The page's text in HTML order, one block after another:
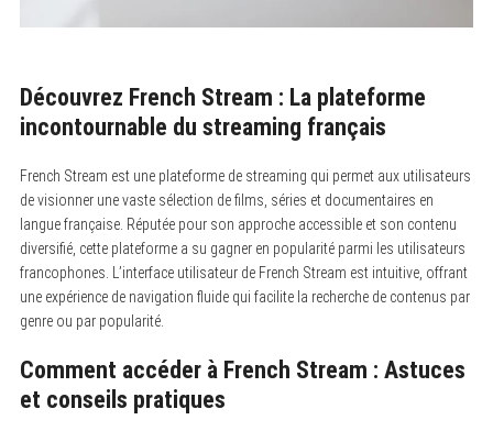
Découvrez French Stream : La plateforme
incontournable du streaming français
French Stream est une plateforme de streaming qui permet aux utilisateurs
de visionner une vaste sélection de films, séries et documentaires en
langue française. Réputée pour son approche accessible et son contenu
diversifié, cette plateforme a su gagner en popularité parmi les utilisateurs
francophones. L’interface utilisateur de French Stream est intuitive, offrant
une expérience de navigation fluide qui facilite la recherche de contenus par
genre ou par popularité.
Comment accéder à French Stream : Astuces
et conseils pratiques